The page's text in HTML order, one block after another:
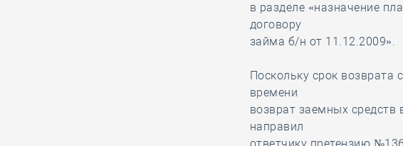
в разделе «назначение
договору
займа б/н от 11.12.2009».
Поскольку срок возврата
времени
возврат заемных средств
направил